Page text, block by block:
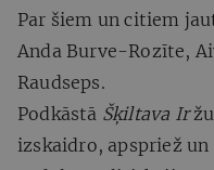
Par šiem un citiem
Anda Burve-Rozīte,
Raudseps.
Podkāstā Šķiltava Ir
izskaidro, apspriež